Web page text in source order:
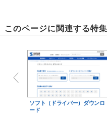
このページに関連する特
ソフト（ドライバー）ダウンロ
ード